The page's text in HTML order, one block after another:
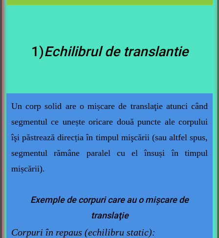
1)Echilibrul de translantie
Un corp solid are omișcare de translaţieatunci când
segmentul ce unește oricare două puncte ale corpului
îşi păstrează direcția în timpul mişcării (sau altfel spus,
segmentul rămâne paralel cu el însuși în timpul
mișcării).
Exemple de corpuri care au o mișcare de
translaţie
Corpuri în repaus (echilibru static):